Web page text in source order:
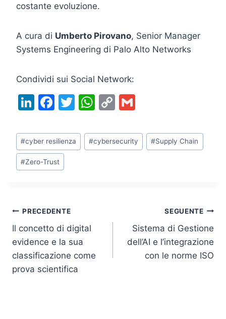
costante evoluzione.
A cura di Umberto Pirovano, Senior Manager
Systems Engineering di Palo Alto Networks
Condividi sui Social Network:
Li
k
e
dI
F
c
e
b
k
T
itt
er
W
at
s
C
p
y
ai
l
Tag
articolo:
#cyber resilienza #cybersecurity #Supply Chain
#Zero-Trust
Navigazione
articoli
PRECEDENTE
Il concetto di digital
evidence e la sua
classificazione come
prova scientifica
SEGUENTE
Sistema di Gestione
dell’AI e l’integrazione
con le norme ISO